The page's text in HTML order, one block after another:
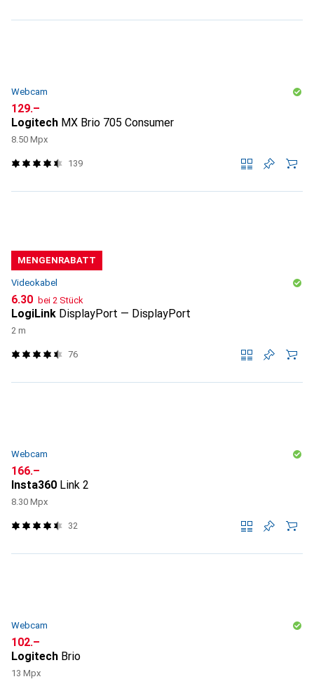
Webcam
CHF
129.–
Logitech MX Brio 705 Consumer
8.50 Mpx
139
MENGENRABATT
Videokabel
CHF
6.30 bei 2 Stück
LogiLink DisplayPort — DisplayPort
2 m
76
Webcam
CHF
166.–
Insta360 Link 2
8.30 Mpx
32
Webcam
CHF
102.–
Logitech Brio
13 Mpx